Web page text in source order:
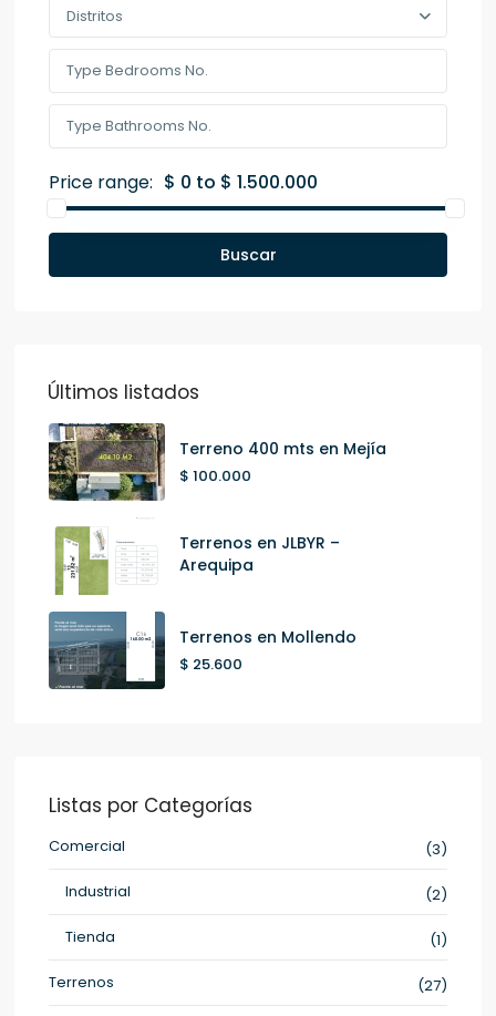
Distritos
Price range: $ 0 to $ 1.500.000
Buscar
Últimos listados
Terreno 400 mts en Mejía
$ 100.000
Terrenos en JLBYR –
Arequipa
Terrenos en Mollendo
$ 25.600
Listas por Categorías
Comercial
(3)
Industrial
(2)
Tienda
(1)
Terrenos
(27)